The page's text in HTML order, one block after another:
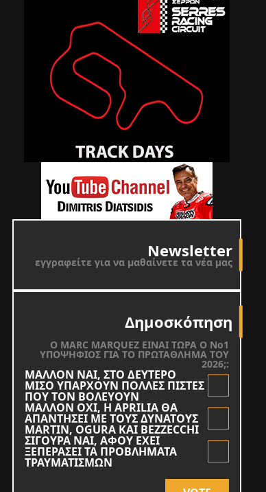
Newsletter
εγγραφείτε για να μαθαίνετε τα νέα μας
Δημοσκόπηση
O MARC MARQUEZ ΕΙΝΑΙ ΤΩΡΑ Ο Νο1
ΥΠΟΨΗΦΙΟΣ ΓΙΑ ΤΟ ΠΡΩΤΑΘΛΗΜΑ ΤΟΥ
2026;:
ΜΑΛΛΟΝ ΝΑΙ, ΣΤΟ ΔΕΥΤΕΡΟ
ΜΙΣΟ ΥΠΑΡΧΟΥΝ ΠΟΛΛΕΣ ΠΙΣΤΕΣ
ΠΟΥ ΤΟΝ ΒΟΛΕΥΟΥΝ
ΜΑΛΛΟΝ ΟΧΙ, Η APRILIA ΘΑ
ΑΠΑΝΤΗΣΕΙ ΜΕ ΤΟΥΣ ΔΥΝΑΤΟΥΣ
MARTIN, OGURA KAI BEZZECCHI
ΣΙΓΟΥΡΑ ΝΑΙ, ΑΦΟΥ ΕΧΕΙ
ΞΕΠΕΡΑΣΕΙ ΤΑ ΠΡΟΒΛΗΜΑΤΑ
ΤΡΑΥΜΑΤΙΣΜΩΝ